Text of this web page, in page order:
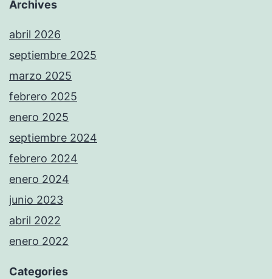
Archives
abril 2026
septiembre 2025
marzo 2025
febrero 2025
enero 2025
septiembre 2024
febrero 2024
enero 2024
junio 2023
abril 2022
enero 2022
Categories